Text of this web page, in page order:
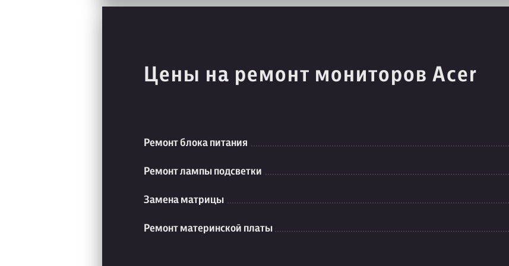
Цены на ремонт мониторов Acer
Ремонт блока питания
Ремонт лампы подсветки
Замена матрицы
Ремонт материнской платы